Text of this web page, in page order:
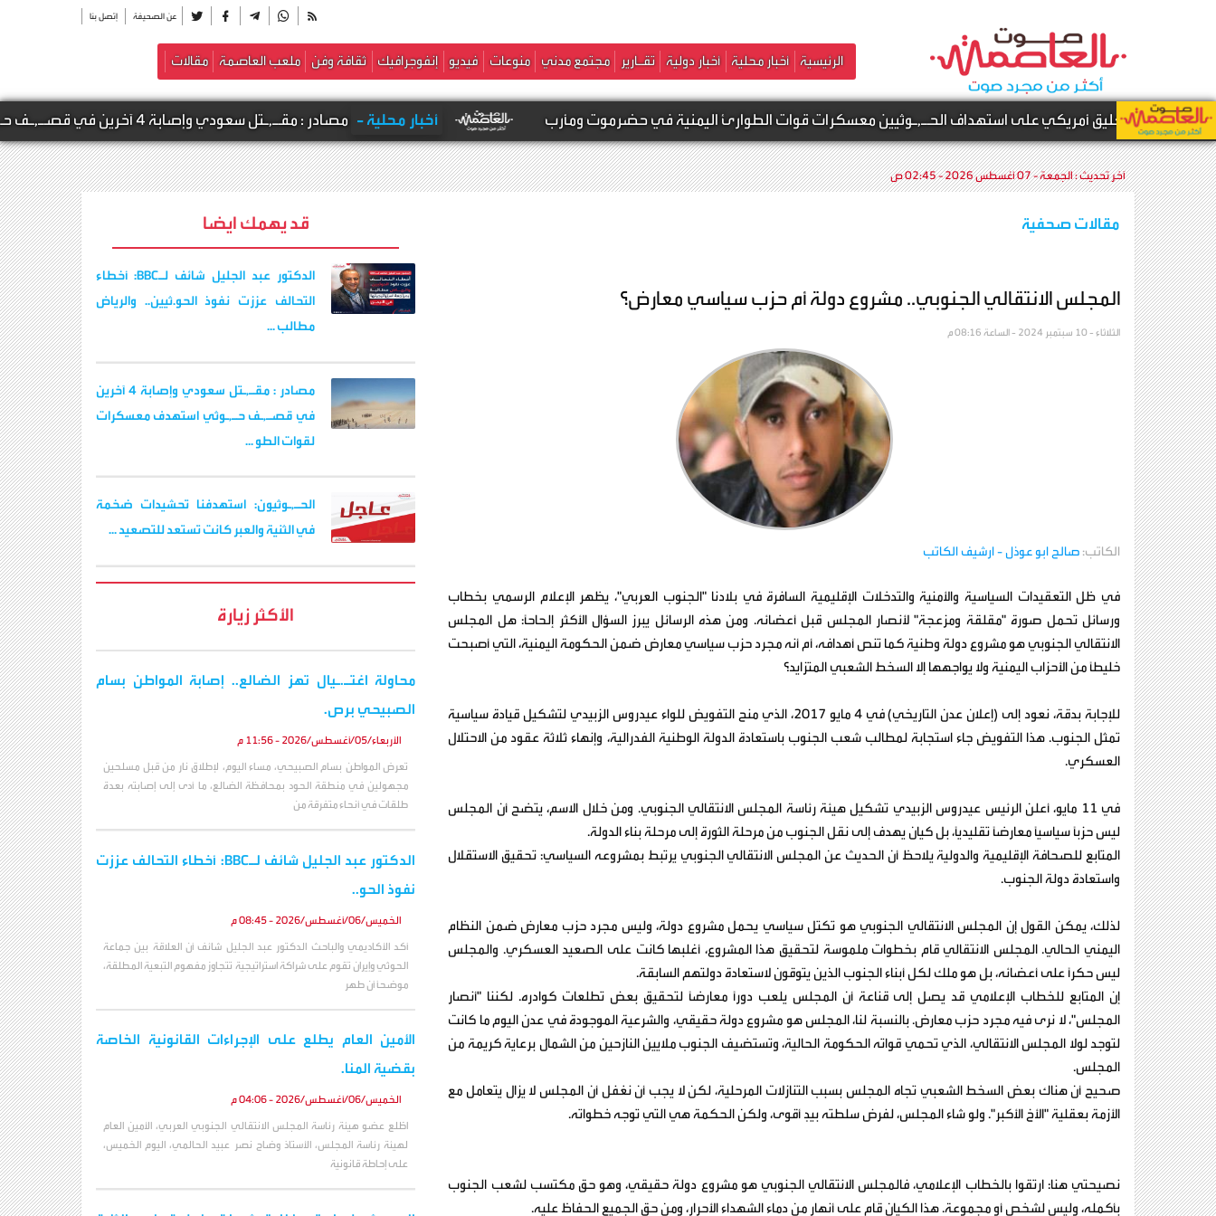
عن الصحيفة إتصل بنا
الرئيسية أخبار محلية أخبار دولية تقـارير مجتمع مدني منوعات فيديو إنفوجرافيك ثقافة وفن ملعب العاصمة مقالات
اول تعليق أمريكي على استهداف الحـ,ـوثيين معسكرات قوات الطوارئ اليمنية في حضرموت ومأرب أخبار محلية - مصادر : مقـ,ـتل سعودي وإصابة 4 آخرين في قصـ,ـف حـ,ـوثي استهدف معسكرات لقوات الطوارئ ودرع الوطن بالعبر وال
آخر تحديث :الجمعة - 07 أغسطس 2026 - 02:45 ص
مقالات صحفية
المجلس الانتقالي الجنوبي.. مشروع دولة أم حزب سياسي معارض؟
الثلاثاء - 10 سبتمبر 2024 - الساعة 08:16 م
الكاتب: صالح ابو عوذل- ارشيف الكاتب
في ظل التعقيدات السياسية والأمنية والتدخلات الإقليمية السافرة في بلادنا "الجنوب العربي"، يظهر الإعلام الرسمي بخطاب
ورسائل تحمل صورة "مقلقة ومزعجة" لأنصار المجلس قبل أعضائه. ومن هذه الرسائل يبرز السؤال الأكثر إلحاحاً: هل المجلس
الانتقالي الجنوبي هو مشروع دولة وطنية كما تنص أهدافه، أم أنه مجرد حزب سياسي معارض ضمن الحكومة اليمنية، التي أصبحت
خليطاً من الأحزاب اليمنية ولا يواجهها إلا السخط الشعبي المتزايد؟
للإجابة بدقة، نعود إلى (إعلان عدن التاريخي) في 4 مايو 2017، الذي منح التفويض للواء عيدروس الزبيدي لتشكيل قيادة سياسية
تمثل الجنوب. هذا التفويض جاء استجابة لمطالب شعب الجنوب باستعادة الدولة الوطنية الفدرالية، وإنهاء ثلاثة عقود من الاحتلال
العسكري.
في 11 مايو، أعلن الرئيس عيدروس الزبيدي تشكيل هيئة رئاسة المجلس الانتقالي الجنوبي. ومن خلال الاسم، يتضح أن المجلس
ليس حزباً سياسياً معارضاً تقليدياً، بل كيان يهدف إلى نقل الجنوب من مرحلة الثورة إلى مرحلة بناء الدولة.
المتابع للصحافة الإقليمية والدولية يلاحظ أن الحديث عن المجلس الانتقالي الجنوبي يرتبط بمشروعه السياسي: تحقيق الاستقلال
واستعادة دولة الجنوب.
لذلك، يمكن القول إن المجلس الانتقالي الجنوبي هو تكتل سياسي يحمل مشروع دولة، وليس مجرد حزب معارض ضمن النظام
اليمني الحالي. المجلس الانتقالي قام بخطوات ملموسة لتحقيق هذا المشروع، أغلبها كانت على الصعيد العسكري. والمجلس
ليس حكراً على أعضائه، بل هو ملك لكل أبناء الجنوب الذين يتوقون لاستعادة دولتهم السابقة.
إن المتابع للخطاب الإعلامي قد يصل إلى قناعة أن المجلس يلعب دوراً معارضاً لتحقيق بعض تطلعات كوادره. لكننا "أنصار
المجلس"، لا نرى فيه مجرد حزب معارض. بالنسبة لنا، المجلس هو مشروع دولة حقيقي، والشرعية الموجودة في عدن اليوم ما كانت
لتوجد لولا المجلس الانتقالي، الذي تحمي قواته الحكومة الحالية، وتستضيف الجنوب ملايين النازحين من الشمال برعاية كريمة من
المجلس.
صحيح أن هناك بعض السخط الشعبي تجاه المجلس بسبب التنازلات المرحلية، لكن لا يجب أن نغفل أن المجلس لا يزال يتعامل مع
الأزمة بعقلية "الأخ الأكبر". ولو شاء المجلس، لفرض سلطته بيدٍ أقوى، ولكن الحكمة هي التي توجه خطواته.
نصيحتي هنا: ارتقوا بالخطاب الإعلامي، فالمجلس الانتقالي الجنوبي هو مشروع دولة حقيقي، وهو حق مكتسب لشعب الجنوب
بأكمله، وليس لشخص أو مجموعة. هذا الكيان قام على أنهار من دماء الشهداء الأحرار، ومن حق الجميع الحفاظ عليه.
قد يهمك ايضا
الدكتور عبد الجليل شائف لـBBC: أخطاء
التحالف عززت نفوذ الحو.ثيين.. والرياض
مطالب ...
مصادر : مقـ,ـتل سعودي وإصابة 4 آخرين
في قصـ,ـف حـ,ـوثي استهدف معسكرات
لقوات الطو ...
الحـ,ـوثيون: استهدفنا تحشيدات ضخمة
في الثنية والعبر كانت تستعد للتصعيد ...
الأكثر زيارة
محاولة اغتـ.ـيال تهز الضالع.. إصابة المواطن بسام
الصبيحي برص.
الأربعاء/05/أغسطس/2026 - 11:56 م
تعرض المواطن بسام الصبيحي، مساء اليوم، لإطلاق نار من قبل مسلحين
مجهولين في منطقة الحود بمحافظة الضالع، ما أدى إلى إصابته بعدة
طلقات في أنحاء متفرقة من
الدكتور عبد الجليل شائف لـBBC: أخطاء التحالف عززت
نفوذ الحو..
الخميس/06/أغسطس/2026 - 08:45 م
أكد الأكاديمي والباحث الدكتور عبد الجليل شائف أن العلاقة بين جماعة
الحوثي وإيران تقوم على شراكة استراتيجية تتجاوز مفهوم التبعية المطلقة،
موضحاً أن طهر
الأمين العام يطلع على الإجراءات القانونية الخاصة
بقضية المنا.
الخميس/06/أغسطس/2026 - 04:06 م
اطّلع عضو هيئة رئاسة المجلس الانتقالي الجنوبي العربي، الأمين العام
لهيئة رئاسة المجلس، الأستاذ وضاح نصر عبيد الحالمي، اليوم الخميس،
على إحاطة قانونية